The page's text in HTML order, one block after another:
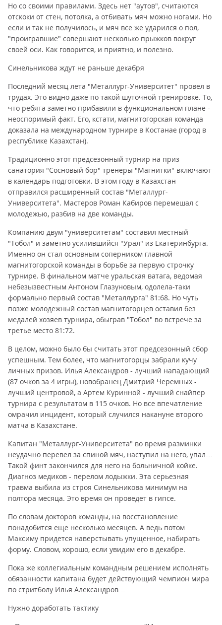
Но со своими правилами. Здесь нет "аутов", считаются
отскоки от стен, потолка, а отбивать мяч можно ногами. Но
если и так не получилось, и мяч все же ударился о пол,
"проигравшие" совершают несколько прыжков вокруг
своей оси. Как говорится, и приятно, и полезно.
Синельникова ждут не раньше декабря
Последний месяц лета "Металлург-Университет" провел в
трудах. Это видно даже по такой шуточной тренировке. То,
что ребята заметно прибавили в функциональном плане -
неоспоримый факт. Его, кстати, магнитогорская команда
доказала на международном турнире в Костанае (город в
республике Казахстан).
Традиционно этот предсезонный турнир на приз
санатория "Сосновый бор" тренеры "Магнитки" включают
в календарь подготовки. В этом году в Казахстан
отправился расширенный состав "Металлург-
Университета". Мастеров Роман Кабиров перемешал с
молодежью, разбив на две команды.
Компанию двум "университетам" составил местный
"Тобол" и заметно усилившийся "Урал" из Екатеринбурга.
Именно он стал основным соперником главной
магнитогорской команды в борьбе за первую строчку
турнире. В финальном матче уральская ватага, ведомая
небезызвестным Антоном Глазуновым, одолела-таки
формально первый состав "Металлурга" 81:68. Но чуть
позже молодежный состав магнитогорцев оставил без
медалей хозяев турнира, обыграв "Тобол" во встрече за
третье место 81:72.
В целом, можно было бы считать этот предсезонный сбор
успешным. Тем более, что магнитогорцы забрали кучу
личных призов. Илья Александров - лучший нападающий
(87 очков за 4 игры), новобранец Дмитрий Черемных -
лучший центровой, а Артем Куринной - лучший снайпер
турнира с результатом в 115 очков. Но все впечатление
омрачил инцидент, который случился накануне второго
матча в Казахстане.
Капитан "Металлург-Университета" во время разминки
неудачно перевел за спиной мяч, наступил на него, упал…
Такой финт закончился для него на больничной койке.
Диагноз медиков - перелом лодыжки. Эта серьезная
травма выбила из строя Синельникова минимум на
полтора месяца. Это время он проведет в гипсе.
По словам докторов команды, на восстановление
понадобится еще несколько месяцев. А ведь потом
Максиму придется наверстывать упущенное, набирать
форму. Словом, хорошо, если увидим его в декабре.
Пока же коллегиальным командным решением исполнять
обязанности капитана будет действующий чемпион мира
по стритболу Илья Александров…
Нужно доработать тактику